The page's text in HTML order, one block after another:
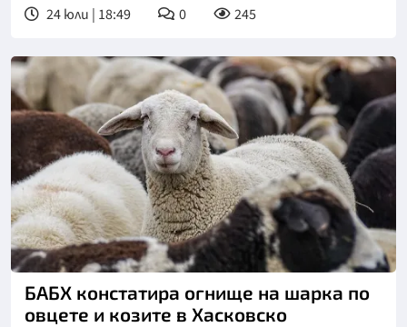
24 юли | 18:49 0 245
БАБХ констатира огнище на шарка по
овцете и козите в Хасковско